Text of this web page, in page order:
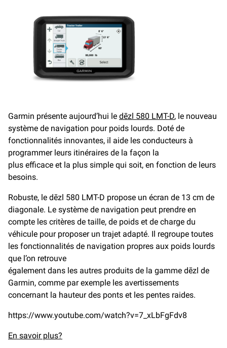
Garmin présente aujourd’hui le dēzl 580 LMT-D, le nouveau
système de navigation pour poids lourds. Doté de
fonctionnalités innovantes, il aide les conducteurs à
programmer leurs itinéraires de la façon la
plus efficace et la plus simple qui soit, en fonction de leurs
besoins.
Robuste, le dēzl 580 LMT-D propose un écran de 13 cm de
diagonale. Le système de navigation peut prendre en
compte les critères de taille, de poids et de charge du
véhicule pour proposer un trajet adapté. Il regroupe toutes
les fonctionnalités de navigation propres aux poids lourds
que l’on retrouve
également dans les autres produits de la gamme dēzl de
Garmin, comme par exemple les avertissements
concernant la hauteur des ponts et les pentes raides.
https://www.youtube.com/watch?v=7_xLbFgFdv8
En savoir plus?